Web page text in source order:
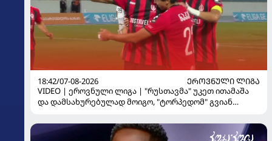
18:42/07-08-2026
ᲔᲠᲝᲕᲜᲣᲚᲘ ᲚᲘᲒᲐ
VIDEO | ეროვნული ლიგა | "რუსთავმა" უკეთ ითამაშა
და დამსახურებულად მოიგო, "ტორპედომ" გვიან